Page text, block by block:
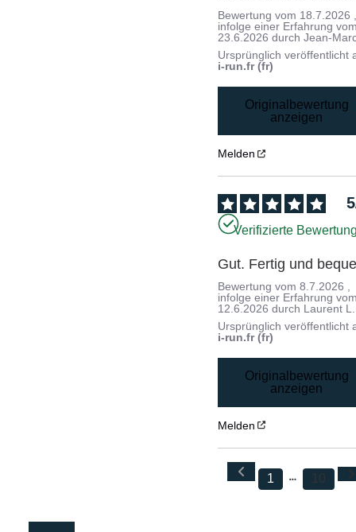
Bewertung vom 18.7.2026
infolge einer Erfahrung
23.6.2026 durchJean-
Ursprünglich veröffentlicht
i-run.fr (fr)
Originalbewertung
anzeigen
Melden
5
Verifizierte
Gut. Fertig und
Bewertung vom8.7.2026 ,
infolge einer Erfahrung
12.6.2026 durch Laurent L.
Ursprünglich veröffentlicht
i-run.fr (fr)
Originalbewertung
anzeigen
Melden
1 10